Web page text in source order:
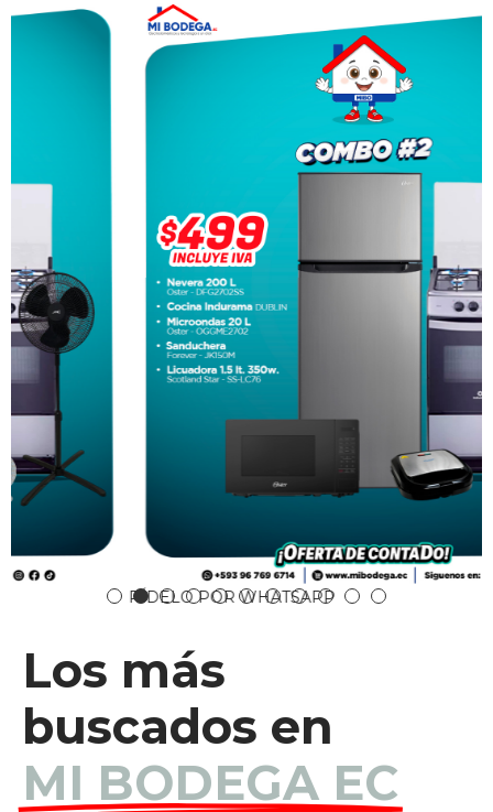
PÍDELO POR WHATSAPP
Los más
buscados en
MI BODEGA EC